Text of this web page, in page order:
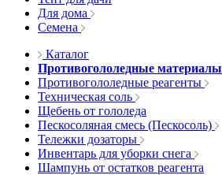
Для дома
Семена
Каталог
Противогололедные материалы
Противогололедные реагенты
Техническая соль
Щебень от гололеда
Пескосоляная смесь (Пескосоль)
Тележки дозаторы
Инвентарь для уборки снега
Шампунь от остатков реагента